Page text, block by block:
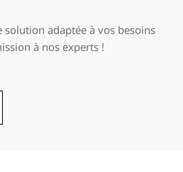
solution adaptée à vos besoins
à nos experts !